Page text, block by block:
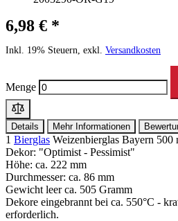
6,98 € *
Inkl. 19% Steuern, exkl. Versandkosten
Menge
Details Mehr Informationen
1 Bierglas Weizenbierglas Bayern
Dekor: "Optimist - Pessimist"
Höhe: ca. 222 mm
Durchmesser: ca. 86 mm
Gewicht leer ca. 505 Gramm
Dekore eingebrannt bei ca. 550°C -
erforderlich.